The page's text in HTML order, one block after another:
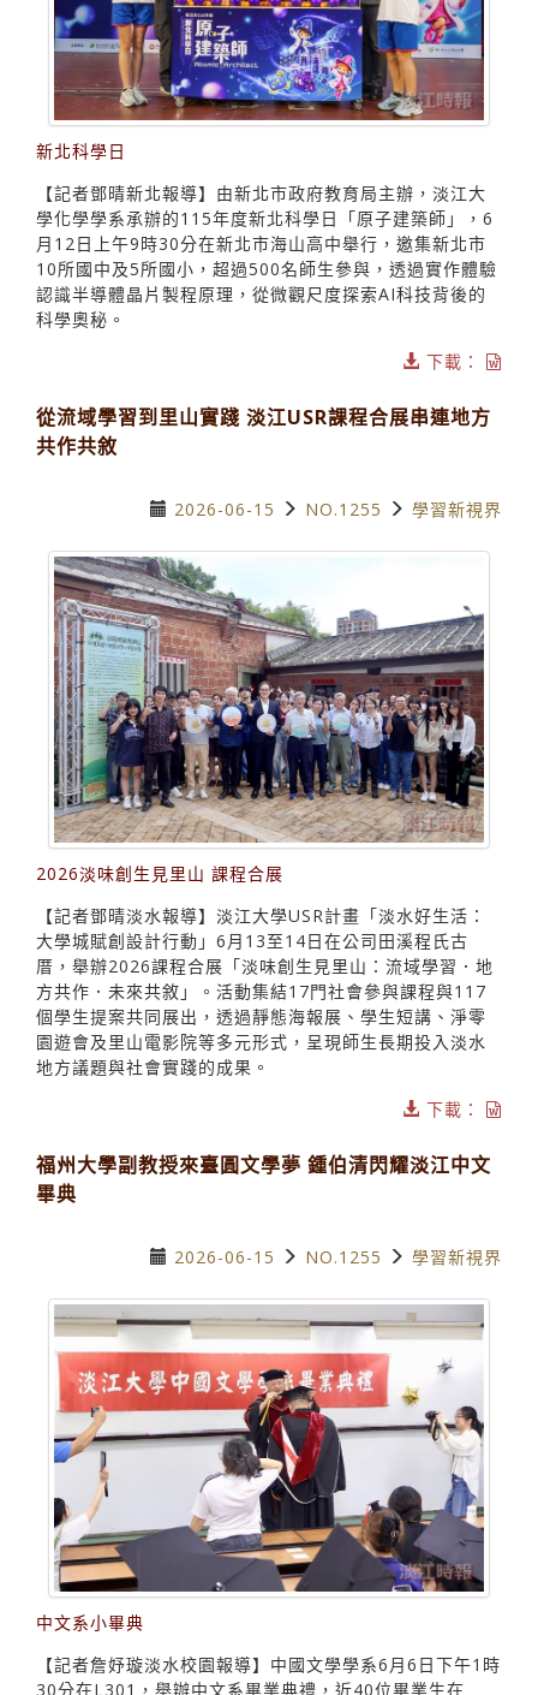
新北科學日
【記者鄧晴新北報導】由新北市政府教育局主辦，淡江大
學化學學系承辦的115年度新北科學日「原子建築師」，6
月12日上午9時30分在新北市海山高中舉行，邀集新北市
10所國中及5所國小，超過500名師生參與，透過實作體驗
認識半導體晶片製程原理，從微觀尺度探索AI科技背後的
科學奧秘。
下載：
從流域學習到里山實踐 淡江USR課程合展串連地方
共作共敘
2026-06-15 NO.1255 學習新視界
2026淡味創生見里山 課程合展
【記者鄧晴淡水報導】淡江大學USR計畫「淡水好生活：
大學城賦創設計行動」6月13至14日在公司田溪程氏古
厝，舉辦2026課程合展「淡味創生見里山：流域學習．地
方共作．未來共敘」。活動集結17門社會參與課程與117
個學生提案共同展出，透過靜態海報展、學生短講、淨零
園遊會及里山電影院等多元形式，呈現師生長期投入淡水
地方議題與社會實踐的成果。
下載：
福州大學副教授來臺圓文學夢 鍾伯清閃耀淡江中文
畢典
2026-06-15 NO.1255 學習新視界
中文系小畢典
【記者詹妤璇淡水校園報導】中國文學學系6月6日下午1時
30分在L301，舉辦中文系畢業典禮，近40位畢業生在